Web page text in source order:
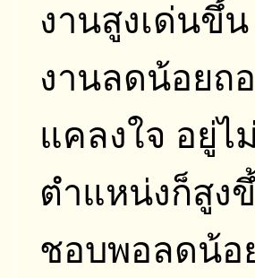
งานสูงเด่นขึ้
งานลดน้อยถ
แคลงใจ อยู่ไ
ตำแหน่งก็สูง
ชอบพอลดน้อ